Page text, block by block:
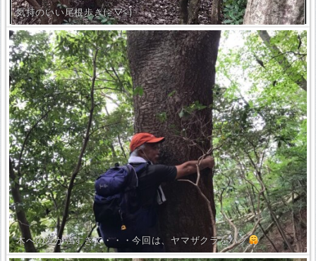
気持のいい尾根歩き(≧▽≦)
木への愛が強すぎて・・・今回は、ヤマザクラをハグ